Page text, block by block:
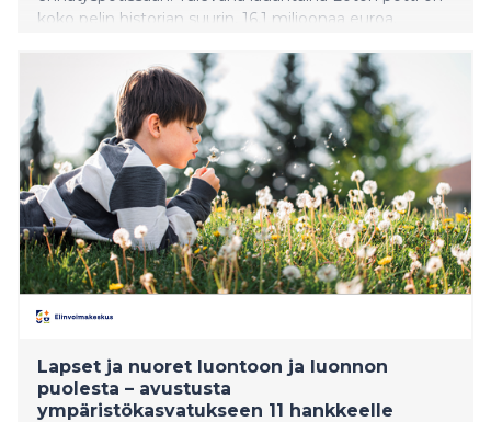
koko pelin historian suurin, 16,1 miljoonaa euroa.
Suomen innokkaimmat ja toisaalta maltillisimmat
lottoajat.
Lapset ja nuoret luontoon ja luonnon
puolesta – avustusta
ympäristökasvatukseen 11 hankkeelle